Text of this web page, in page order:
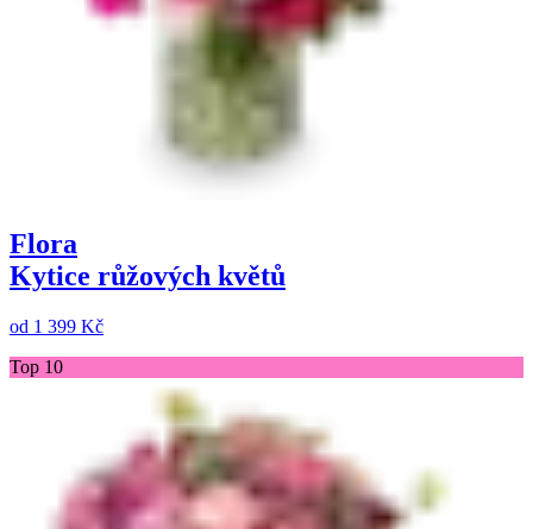
Flora
Kytice růžových květů
od 1 399 Kč
Top 10